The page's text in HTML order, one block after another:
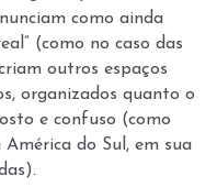
como ainda
(como no caso das
outros espaços
organizados quanto o
e confuso (como
do Sul, em sua